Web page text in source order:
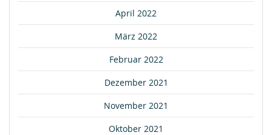
April 2022
März 2022
Februar 2022
Dezember 2021
November 2021
Oktober 2021